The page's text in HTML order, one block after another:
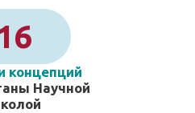
концепций
Научной